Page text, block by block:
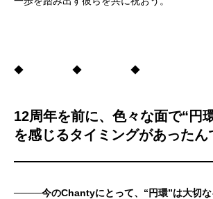
◆ ◆ ◆
12周年を前に、色々な面で“円
を感じるタイミングがあったん
────今のChantyにとって、“円環”は大切な